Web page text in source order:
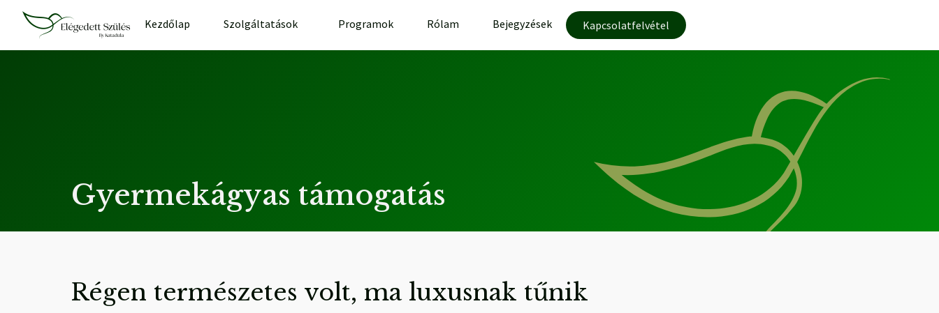
Kezdőlap Szolgáltatások Programok Rólam Bejegyzések Kapcsolatfelvétel
Gyermekágyas támogatás
Régen természetes volt, ma luxusnak tűnik